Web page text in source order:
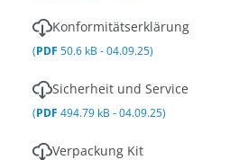
Konformitätserklärung
(PDF 50.6 kB - 04.09.25)
Sicherheit und Service
(PDF 494.79 kB - 04.09.25)
Verpackung Kit